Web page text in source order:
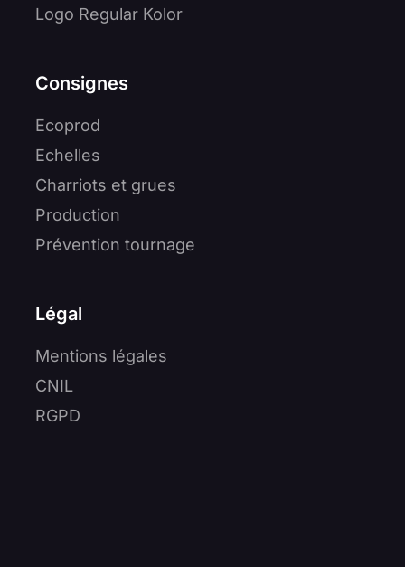
Logo Regular Kolor
Consignes
Ecoprod
Echelles
Charriots et grues
Production
Prévention tournage
Légal
Mentions légales
CNIL
RGPD